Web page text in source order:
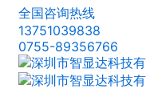
全国咨询热线
13751039838
0755-89356766